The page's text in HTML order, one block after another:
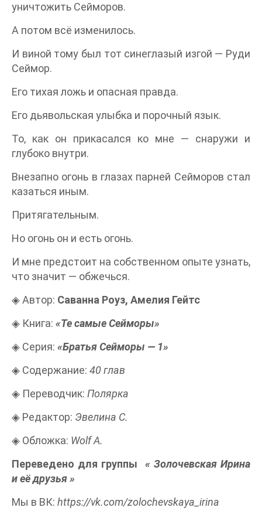
уничтожить Сейморов.
А потом всё изменилось.
И виной тому был тот синеглазый изгой — Руди
Сеймор.
Его тихая ложь и опасная правда.
Его дьявольская улыбка и порочный язык.
То, как он прикасался ко мне — снаружи и
глубоко внутри.
Внезапно огонь в глазах парней Сейморов стал
казаться иным.
Притягательным.
Но огонь он и есть огонь.
И мне предстоит на собственном опыте узнать,
что значит — обжечься.
◈ Автор: Саванна Роуз, Амелия Гейтс
◈ Книга: «Те самые Сейморы»
◈ Серия: «Братья Сейморы — 1»
◈ Содержание: 40 глав
◈ Переводчик: Полярка
◈ Редактор: Эвелина С.
◈ Обложка: Wolf A.
Переведено для группы
« Золочевская Ирина
и её друзья»
Мы в ВК: https://vk.com/zolochevskaya_irina